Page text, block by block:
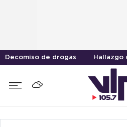
Decomiso de drogas Hallazgo